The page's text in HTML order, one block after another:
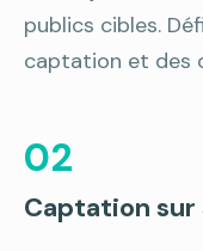
publics cibles.
captation et des
02
Captation sur